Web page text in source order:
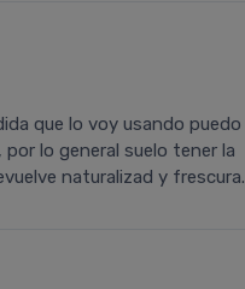
que lo voy usando puedo
lo general suelo tener la
naturalizad y frescura.